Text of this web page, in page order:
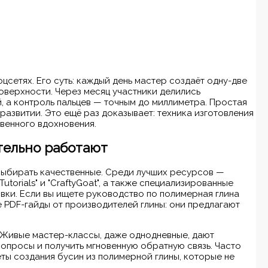
Его суть: каждый день мастер создаёт одну-две
Через месяц участники делились
а контроль пальцев — точным до миллиметра. Простая
Это ещё раз доказывает: техника изготовления
вдохновения.
работают
качественные. Среди лучших ресурсов —
и "CraftyGoat", а также специализированные
Если вы ищете руководство по полимерная глина
гайды от производителей глины: они предлагают
мастер-классы, даже однодневные, дают
и получить мгновенную обратную связь. Часто
создания бусин из полимерной глины, которые не